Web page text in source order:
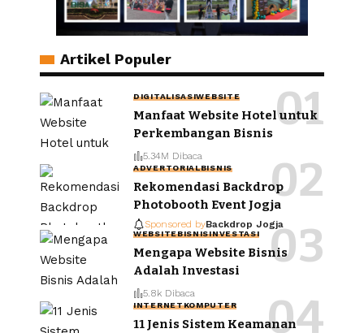
Artikel Populer
DIGITALISASIWEBSITE
Manfaat Website Hotel untuk
Perkembangan Bisnis
5.34M Dibaca
ADVERTORIALBISNIS
Rekomendasi Backdrop
Photobooth Event Jogja
Sponsored byBackdrop Jogja
WEBSITEBISNISINVESTASI
Mengapa Website Bisnis
Adalah Investasi
5.8k Dibaca
INTERNETKOMPUTER
11 Jenis Sistem Keamanan